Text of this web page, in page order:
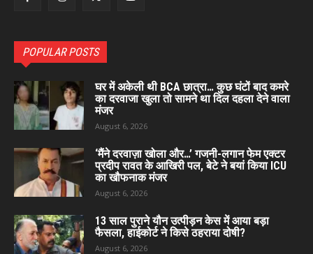
POPULAR POSTS
घर में अकेली थी BCA छात्रा… कुछ घंटों बाद कमरे
का दरवाजा खुला तो सामने था दिल दहला देने वाला
मंजर
August 6, 2026
‘मैंने दरवाज़ा खोला और…’ गजनी-लगान फेम एक्टर
प्रदीप रावत के आखिरी पल, बेटे ने बयां किया ICU
का खौफनाक मंजर
August 6, 2026
13 साल पुराने यौन उत्पीड़न केस में आया बड़ा
फैसला, हाईकोर्ट ने किसे ठहराया दोषी?
August 6, 2026